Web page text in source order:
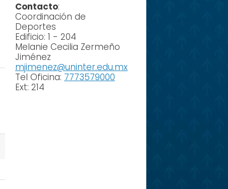
Contacto:
Coordinación de
Deportes
Edificio: 1 - 204
Melanie Cecilia Zermeño
Jiménez
mjimenez@uninter.edu.mx
Tel Oficina: 7773579000
Ext: 214